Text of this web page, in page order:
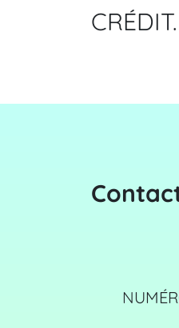
CRÉDIT.